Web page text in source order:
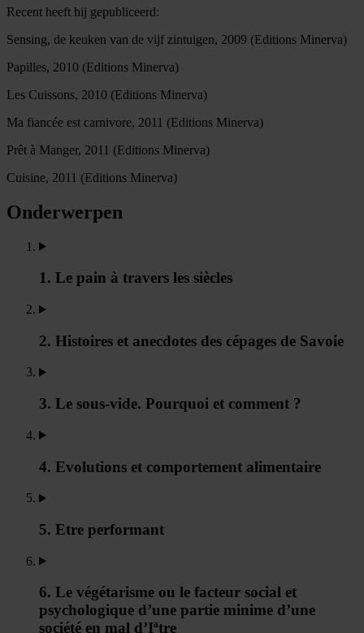
Recent heeft hij gepubliceerd:
Sensing, de keuken van de vijf zintuigen, 2009 (Editions Minerva)
Papilles, 2010 (Editions Minerva)
Les Cuissons, 2010 (Editions Minerva)
Ma fiancée est carnivore, 2011 (Editions Minerva)
Prêt à Manger, 2011 (Editions Minerva)
Cuisine, 2011 (Editions Minerva)
Onderwerpen
1. Le pain à travers les siècles
2. Histoires et anecdotes des cépages de Savoie
3. Le sous-vide. Pourquoi et comment ?
4. Evolutions et comportement alimentaire
5. Etre performant
6. Le végétarisme ou le facteur social et
psychologique d’une partie minime d’une
société en mal d’Iªtre